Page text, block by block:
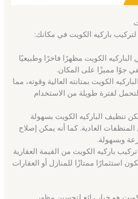
لتركيب باركيه الكويت في مكانك:
الباركيه الكويت مظهرًا فاخرًا وطبيعيًا
جوًا مميزًا على المكان.
الكويت بمتانته العالية وقوته، مما
لفترة طويلة من الاستخدام
تنظيف الباركيه الكويت بسهولة
العادية. كما أنه يمكن إصلاح
وبسهولة.
تركيب باركيه الكويت من القيمة العقارية
استثمارًا ممتازًا للمنازل أو العقارات
هو خيار رائع لتحسين مظهر